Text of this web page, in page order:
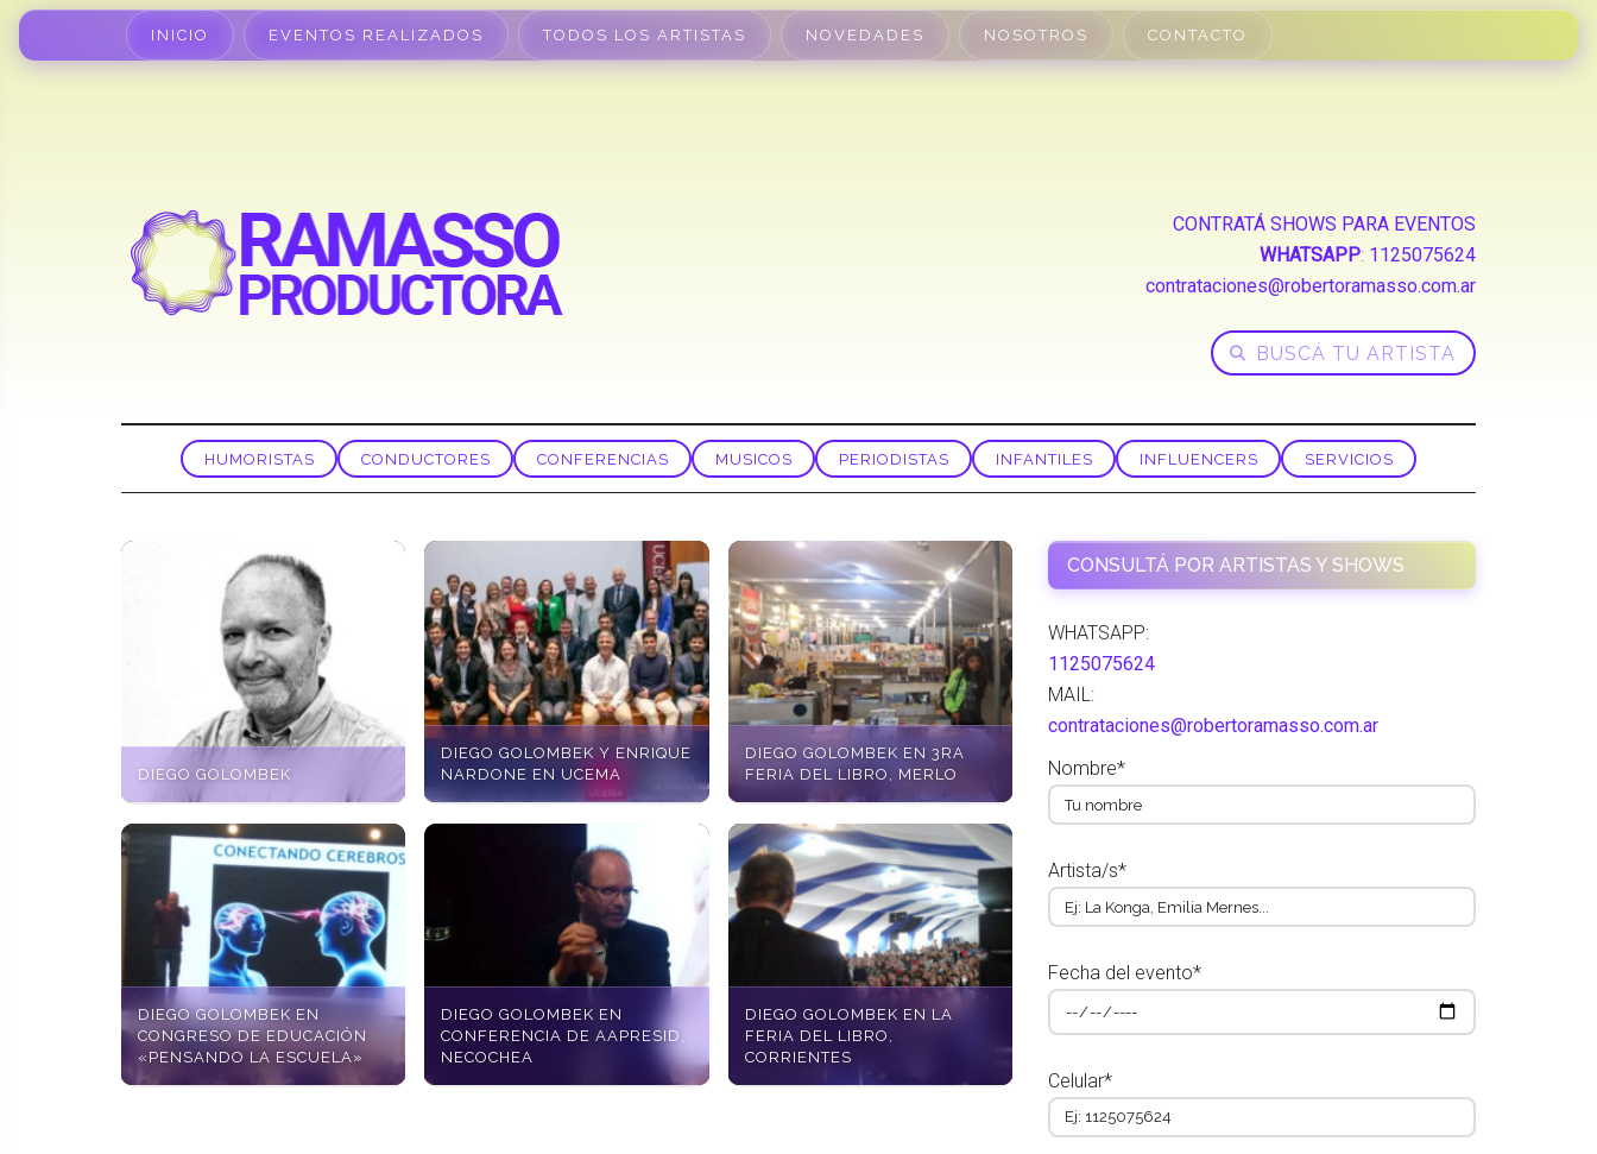
INICIO EVENTOS REALIZADOS TODOS LOS ARTISTAS NOVEDADES NOSOTROS CONTACTO
CONTRATÁ SHOWS PARA EVENTOS
WHATSAPP: 1125075624
contrataciones@robertoramasso.com.ar
HUMORISTAS CONDUCTORES CONFERENCIAS MUSICOS PERIODISTAS INFANTILES INFLUENCERS SERVICIOS
DIEGO GOLOMBEK
DIEGO GOLOMBEK Y ENRIQUE
NARDONE EN UCEMA
DIEGO GOLOMBEK EN 3RA
FERIA DEL LIBRO, MERLO
DIEGO GOLOMBEK EN
CONGRESO DE EDUCACIÓN
«PENSANDO LA ESCUELA»
DIEGO GOLOMBEK EN
CONFERENCIA DE AAPRESID,
NECOCHEA
DIEGO GOLOMBEK EN LA
FERIA DEL LIBRO,
CORRIENTES
CONSULTÁ POR ARTISTAS Y SHOWS
WHATSAPP:
1125075624
MAIL:
contrataciones@robertoramasso.com.ar
Nombre*
Artista/s*
Fecha del evento*
Celular*